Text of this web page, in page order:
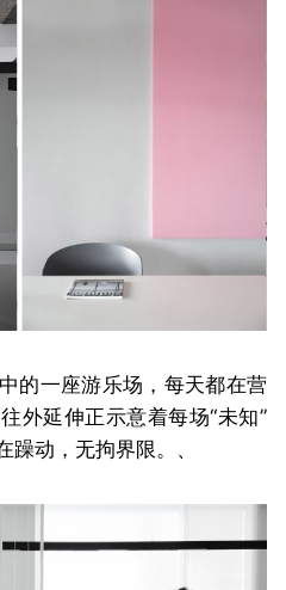
的一座游乐场，每天都在营
外延伸正示意着每场“未知”
躁动，无拘界限。、